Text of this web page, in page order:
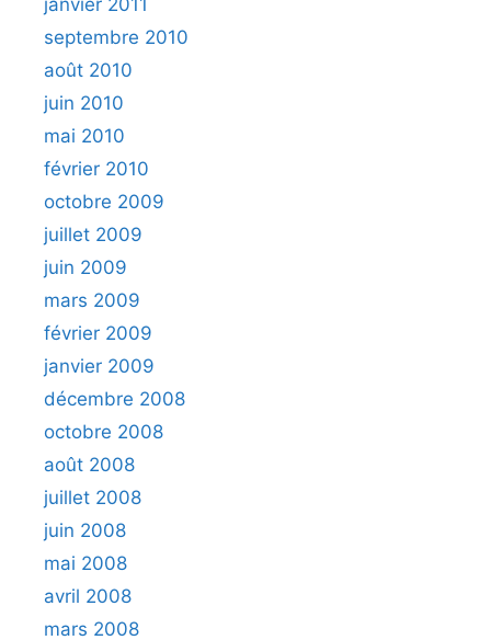
septembre 2010
août 2010
juin 2010
mai 2010
février 2010
octobre 2009
juillet 2009
juin 2009
mars 2009
février 2009
janvier 2009
décembre 2008
octobre 2008
août 2008
juillet 2008
juin 2008
mai 2008
avril 2008
mars 2008